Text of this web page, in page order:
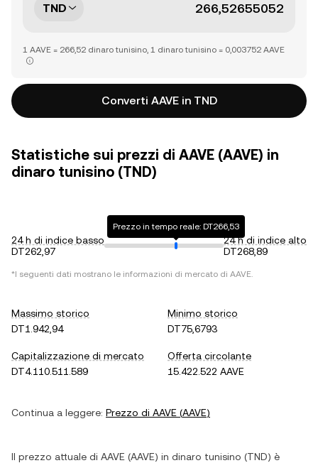
TND
1 AAVE = 266,52 dinaro tunisino, 1 dinaro tunisino = 0,003752 AAVE
Converti AAVE in TND
Statistiche sui prezzi di AAVE (AAVE) in
dinaro tunisino (TND)
24 h di indice basso
DT262,97
Prezzo in tempo reale: DT266,53
24 h di indice alto
DT268,89
*I seguenti dati mostrano le informazioni di mercato di AAVE.
Massimo storico
DT1.942,94
Minimo storico
DT75,6793
Capitalizzazione di mercato
DT4.110.511.589
Offerta circolante
15.422.522 AAVE
Continua a leggere: Prezzo di AAVE (AAVE)
Il prezzo attuale di AAVE (AAVE) in dinaro tunisino (TND) è